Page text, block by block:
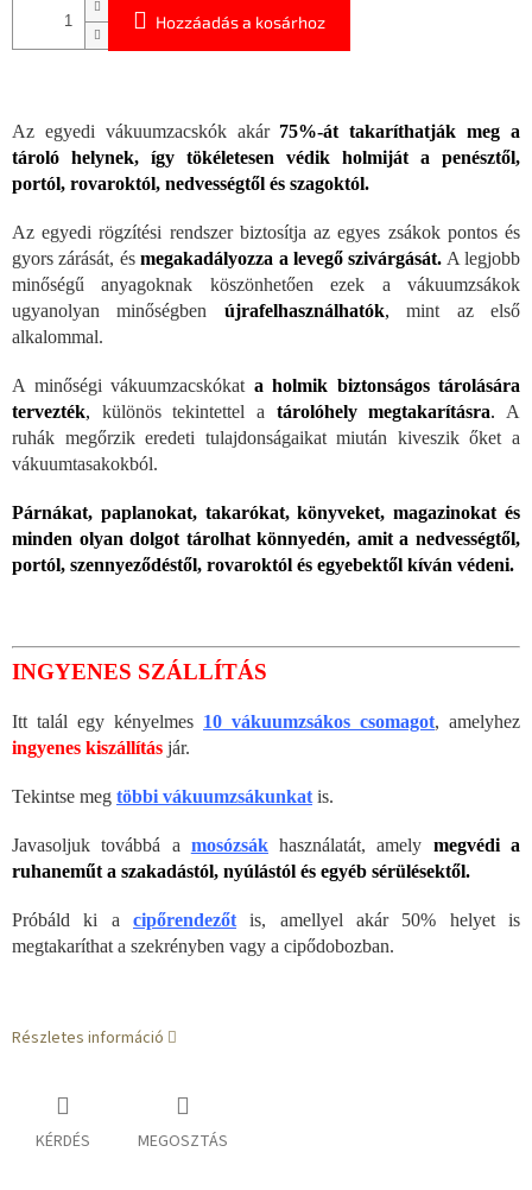
Hozzáadás a kosárhoz
Az egyedi vákuumzacskók akár 75%-át takaríthatják meg a
tároló helynek, így tökéletesen védik holmiját a penésztől,
portól, rovaroktól, nedvességtől és szagoktól.
Az egyedi rögzítési rendszer biztosítja az egyes zsákok pontos és
gyors zárását, ésmegakadályozza a levegő szivárgását. A legjobb
minőségű anyagoknak köszönhetően ezek a vákuumzsákok
ugyanolyan minőségben újrafelhasználhatók, mint az első
alkalommal.
A minőségi vákuumzacskókat a holmik biztonságos tárolására
tervezték, különös tekintettel a tárolóhely megtakarításra. A
ruhák megőrzik eredeti tulajdonságaikat miután kiveszik őket a
vákuumtasakokból.
Párnákat, paplanokat, takarókat, könyveket, magazinokat és
minden olyan dolgot tárolhat könnyedén, amit a nedvességtől,
portól, szennyeződéstől, rovaroktól és egyebektől kíván védeni.
INGYENES SZÁLLÍTÁS
Itt talál egy kényelmes 10 vákuumzsákos csomagot, amelyhez
ingyenes kiszállítás jár.
Tekintse meg többi vákuumzsákunkat is.
Javasoljuk továbbá a mosózsákhasználatát, amely megvédi a
ruhaneműt a szakadástól, nyúlástól és egyéb sérülésektől.
Próbáld ki a cipőrendezőt is, amellyel akár 50% helyet is
megtakaríthat a szekrényben vagy a cipődobozban.
Részletes információ
KÉRDÉS MEGOSZTÁS